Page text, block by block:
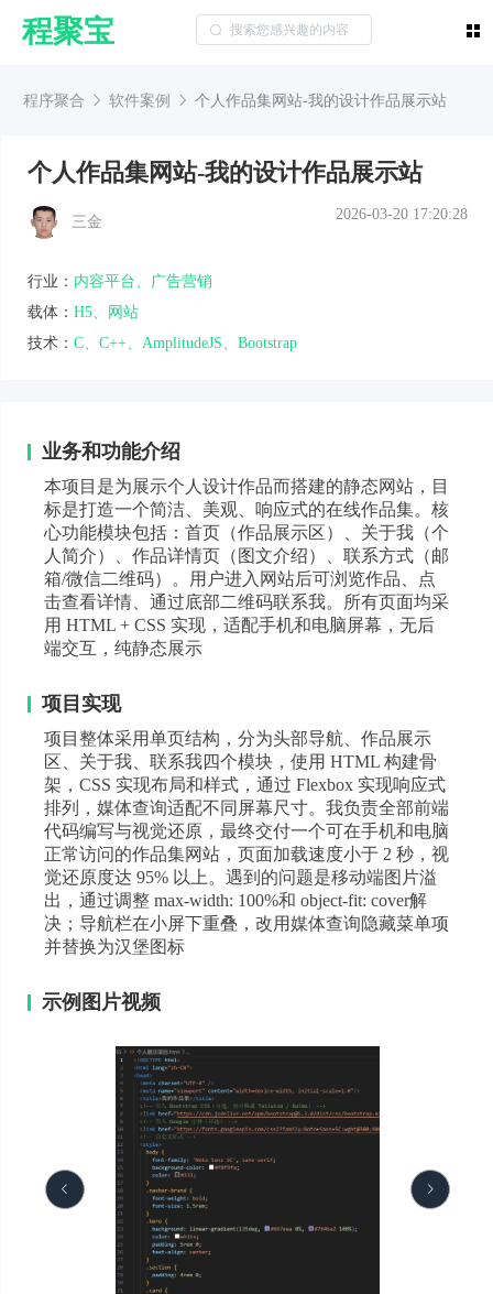
程聚宝
程序聚合 软件案例 个人作品集网站-我的设计作品展示站
个人作品集网站-我的设计作品展示站
三金 2026-03-20 17:20:28
行业： 内容平台、广告营销
载体： H5、网站
技术： C、C++、AmplitudeJS、Bootstrap
业务和功能介绍
本项目是为展示个人设计作品而搭建的静态网站，目
标是打造一个简洁、美观、响应式的在线作品集。核
心功能模块包括：首页（作品展示区）、关于我（个
人简介）、作品详情页（图文介绍）、联系方式（邮
箱/微信二维码）。用户进入网站后可浏览作品、点
击查看详情、通过底部二维码联系我。所有页面均采
用 HTML + CSS 实现，适配手机和电脑屏幕，无后
端交互，纯静态展示
项目实现
项目整体采用单页结构，分为头部导航、作品展示
区、关于我、联系我四个模块，使用 HTML 构建骨
架，CSS 实现布局和样式，通过 Flexbox 实现响应式
排列，媒体查询适配不同屏幕尺寸。我负责全部前端
代码编写与视觉还原，最终交付一个可在手机和电脑
正常访问的作品集网站，页面加载速度小于 2 秒，视
觉还原度达 95% 以上。遇到的问题是移动端图片溢
出，通过调整 max-width: 100%和 object-fit: cover解
决；导航栏在小屏下重叠，改用媒体查询隐藏菜单项
并替换为汉堡图标
示例图片视频